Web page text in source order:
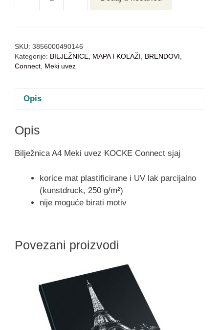
SKU: 3856000490146
Kategorije: BILJEŽNICE, MAPA I KOLAŽI BRENDOVI
Connect
Meki uvez
Opis
Opis
Bilježnica A4 Meki uvez KOCKE Connect sjaj
korice mat plastificirane i UV lak parcijalno
(kunstdruck, 250 g/m²)
nije moguće birati motiv
Povezani proizvodi